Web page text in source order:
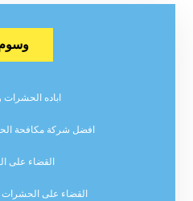
اباده
افضل شركة مكافحة
القضاء على
القضاء على الحشرات